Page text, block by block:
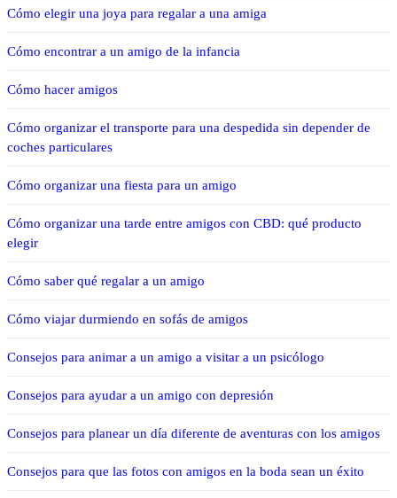
Cómo elegir una joya para regalar a una amiga
Cómo encontrar a un amigo de la infancia
Cómo hacer amigos
Cómo organizar el transporte para una despedida sin depender de
coches particulares
Cómo organizar una fiesta para un amigo
Cómo organizar una tarde entre amigos con CBD: qué producto
elegir
Cómo saber qué regalar a un amigo
Cómo viajar durmiendo en sofás de amigos
Consejos para animar a un amigo a visitar a un psicólogo
Consejos para ayudar a un amigo con depresión
Consejos para planear un día diferente de aventuras con los amigos
Consejos para que las fotos con amigos en la boda sean un éxito